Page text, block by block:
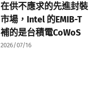
在供不應求的先進封裝
市場，Intel 的EMIB-T
補的是台積電CoWoS
2026/07/16